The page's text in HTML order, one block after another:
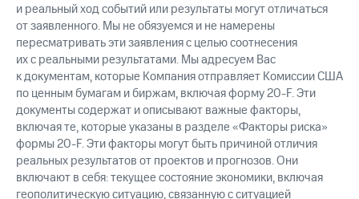
и реальный ход событий или результаты могут отличаться
от заявленного. Мы не обязуемся и не намерены
пересматривать эти заявления с целью соотнесения
их с реальными результатами. Мы адресуем Вас
к документам, которые Компания отправляет Комиссии США
по ценным бумагам и биржам, включая форму 20-F. Эти
документы содержат и описывают важные факторы,
включая те, которые указаны в разделе «Факторы риска»
формы 20-F. Эти факторы могут быть причиной отличия
реальных результатов от проектов и прогнозов. Они
включают в себя: текущее состояние экономики, включая
геополитическую ситуацию, связанную с ситуацией